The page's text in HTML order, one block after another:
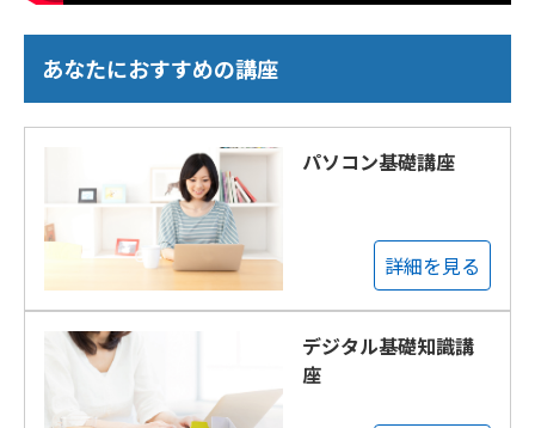
あなたにおすすめの講座
パソコン基礎講座
詳細を見る
デジタル基礎知識講
座